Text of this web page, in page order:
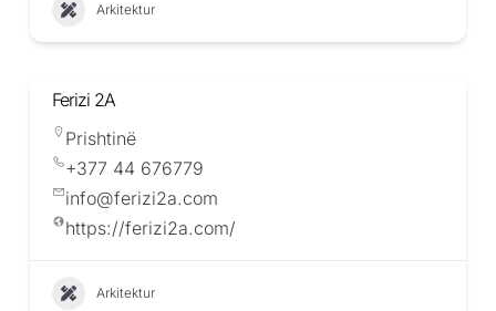
Arkitektur
Ferizi 2A
Prishtinë
+377 44 676779
info@ferizi2a.com
https://ferizi2a.com/
Arkitektur